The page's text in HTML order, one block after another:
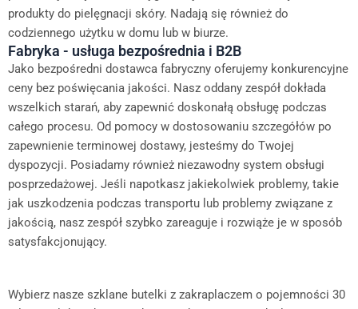
produkty do pielęgnacji skóry. Nadają się również do
codziennego użytku w domu lub w biurze.
Fabryka - usługa bezpośrednia i B2B
Jako bezpośredni dostawca fabryczny oferujemy konkurencyjne
ceny bez poświęcania jakości. Nasz oddany zespół dokłada
wszelkich starań, aby zapewnić doskonałą obsługę podczas
całego procesu. Od pomocy w dostosowaniu szczegółów po
zapewnienie terminowej dostawy, jesteśmy do Twojej
dyspozycji. Posiadamy również niezawodny system obsługi
posprzedażowej. Jeśli napotkasz jakiekolwiek problemy, takie
jak uszkodzenia podczas transportu lub problemy związane z
jakością, nasz zespół szybko zareaguje i rozwiąże je w sposób
satysfakcjonujący.
Wybierz nasze szklane butelki z zakraplaczem o pojemności 30